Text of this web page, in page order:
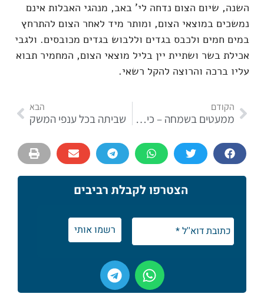
השנה, שיום הצום נדחה לי' באב, מנהגי האבלות אינם
נמשכים במוצאי הצום, ומותר מיד לאחר הצום להתרחץ
במים חמים ולכבס בגדים וללבוש בגדים מכובסים. ולגבי
אכילת בשר ושתיית יין בליל מוצאי הצום, המחמיר תבוא
עליו ברכה והרוצה להקל רשאי.
הקודם
ממעטים בשמחה – כיצד?
הבא
שביתה בכל ענפי המשק
הצטרפו לקבלת רביבים